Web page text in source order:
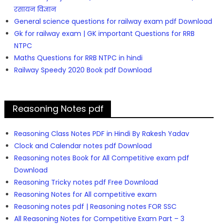
रसायन विज्ञान
General science questions for railway exam pdf Download
Gk for railway exam | GK important Questions for RRB
NTPC
Maths Questions for RRB NTPC in hindi
Railway Speedy 2020 Book pdf Download
Reasoning Notes pdf
Reasoning Class Notes PDF in Hindi By Rakesh Yadav
Clock and Calendar notes pdf Download
Reasoning notes Book for All Competitive exam pdf
Download
Reasoning Tricky notes pdf Free Download
Reasoning Notes for All competitive exam
Reasoning notes pdf | Reasoning notes FOR SSC
All Reasoning Notes for Competitive Exam Part – 3